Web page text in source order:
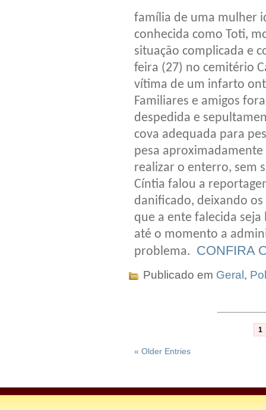
família de uma mulher
conhecida como Toti,
situação complicada e
feira (27) no cemitério
vítima de um infarto
Familiares e amigos
despedida e
cova adequada para
pesa
realizar o enterro, sem
Cíntia falou a
danificado, deixando
que a ente falecida
até o momento a
problema. CONFIRA
Publicado em Geral,
1
« Older Entries